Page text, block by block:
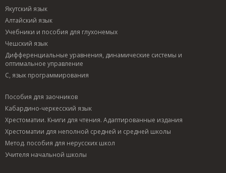
Якутский язык
Алтайский язык
Учебники и пособия для глухонемых
Чешский язык
Дифференциальные уравнения, динамические системы и
оптимальное управление
C, язык программирования
Пособия для заочников
Кабардино-черкесский язык
Хрестоматии. Книги для чтения. Адаптированные издания
Хрестоматии для неполной средней и средней школы
Метод. пособия для нерусских школ
Учителя начальной школы